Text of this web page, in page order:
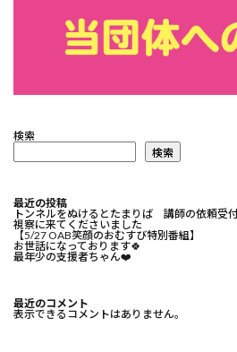
検索
検索
最近の投稿
トンネルをぬけるとたまりば 講師の依頼受
視察に来てくださいました
【5/27 OAB笑顔のおむすび特別番組】
お世話になっております🍀⁡
最年少の支援者ちゃん❤️⁡
最近のコメント
表示できるコメントはありません。